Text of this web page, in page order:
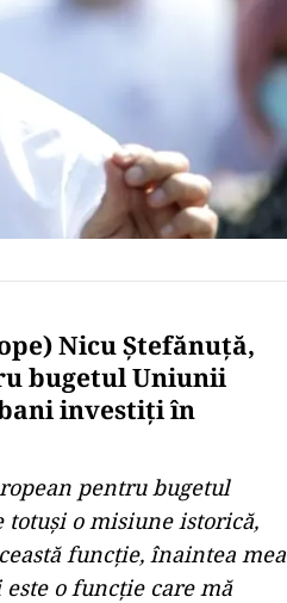
Nicu Ştefănuţă,
bugetul Uniunii
investiţi în
pentru bugetul
totuşi o misiune istorică,
funcţie, înaintea mea
o funcţie care mă